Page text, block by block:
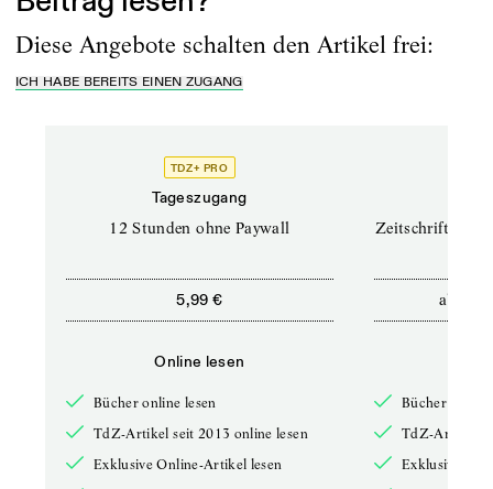
Diese Angebote schalten den Artikel frei:
ICH HABE BEREITS EINEN ZUGANG
TDZ+ PRO
Tageszugang
12 Stunden ohne Paywall
5,99 €
Online lesen
Bücher online lesen
TdZ-Artikel seit 2013 online lesen
Exklusive Online-Artikel lesen
Zeitschriften
ab
Bücher online
TdZ-Artikel
Exklusive